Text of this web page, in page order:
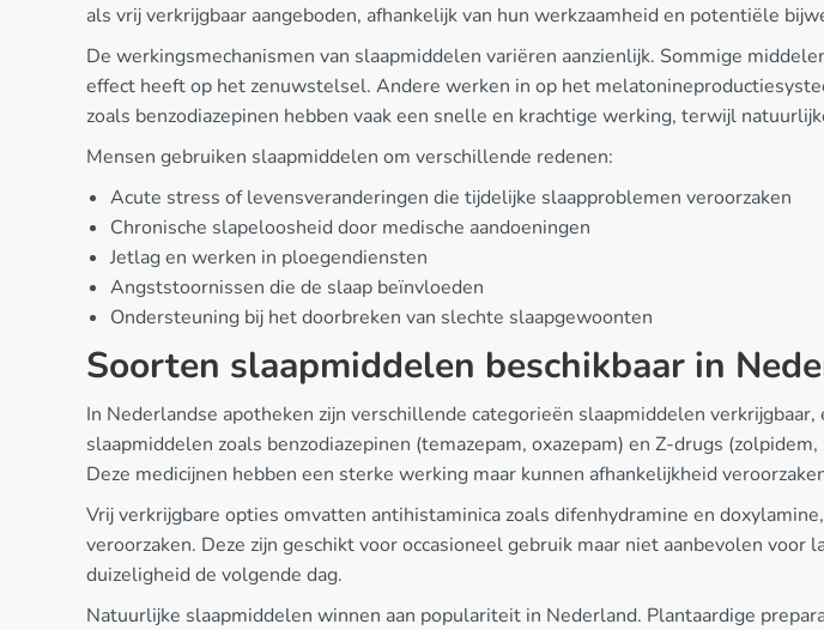
als vrij verkrijgbaar aangeboden, afhankelijk van hun werkzaamheid en potentiële
De werkingsmechanismen van slaapmiddelen variëren aanzienlijk. Sommige
effect heeft op het zenuwstelsel. Andere werken in op het
zoals benzodiazepinen hebben vaak een snelle en krachtige werking, terwijl
Mensen gebruiken slaapmiddelen om verschillende redenen:
Acute stress of levensveranderingen die tijdelijke slaapproblemen veroorzaken
Chronische slapeloosheid door medische aandoeningen
Jetlag en werken in ploegendiensten
Angststoornissen die de slaap beïnvloeden
Ondersteuning bij het doorbreken van slechte slaapgewoonten
Soorten slaapmiddelen beschikbaar in
In Nederlandse apotheken zijn verschillende categorieën slaapmiddelen
slaapmiddelen zoals benzodiazepinen (temazepam, oxazepam) en Z-drugs
Deze medicijnen hebben een sterke werking maar kunnen afhankelijkheid
Vrij verkrijgbare opties omvatten antihistaminica zoals difenhydramine en
veroorzaken. Deze zijn geschikt voor occasioneel gebruik maar niet aanbevolen
duizeligheid de volgende dag.
Natuurlijke slaapmiddelen winnen aan populariteit in Nederland. Plantaardige